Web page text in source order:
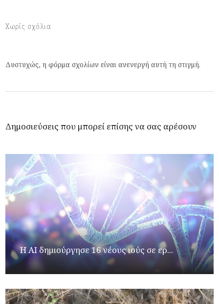
Χωρίς σχόλια
Δυστυχώς, η φόρμα σχολίων είναι ανενεργή αυτή τη στιγμή.
Δημοσιεύσεις που μπορεί επίσης να σας αρέσουν
H AI δημιούργησε 16 νέους ιούς σε ερ...